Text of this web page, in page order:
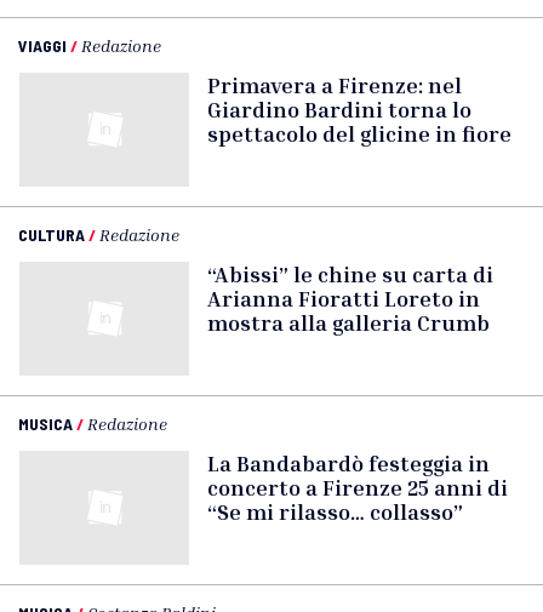
VIAGGI / Redazione
Primavera a Firenze: nel
Giardino Bardini torna lo
spettacolo del glicine in fiore
CULTURA/ Redazione
“Abissi” le chine su carta di
Arianna Fioratti Loreto in
mostra alla galleria Crumb
MUSICA/ Redazione
La Bandabardò festeggia in
concerto a Firenze 25 anni di
“Se mi rilasso… collasso”